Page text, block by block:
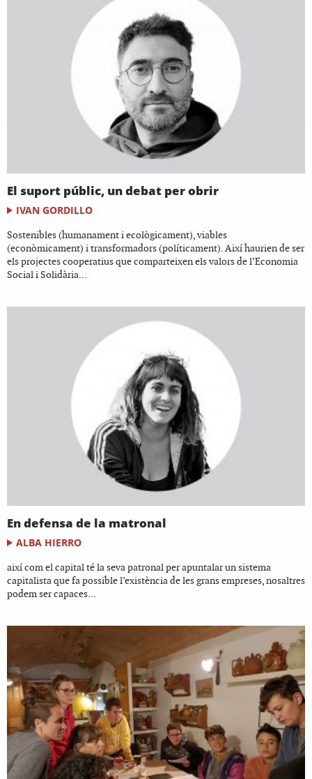
El suport públic, un debat per obrir
IVAN GORDILLO
Sostenibles (humanament i ecològicament), viables
(econòmicament) i transformadors (políticament). Així haurien de ser
els projectes cooperatius que comparteixen els valors de l’Economia
Social i Solidària...
En defensa de la matronal
ALBA HIERRO
així com el capital té la seva patronal per apuntalar un sistema
capitalista que fa possible l’existència de les grans empreses, nosaltres
podem ser capaces...